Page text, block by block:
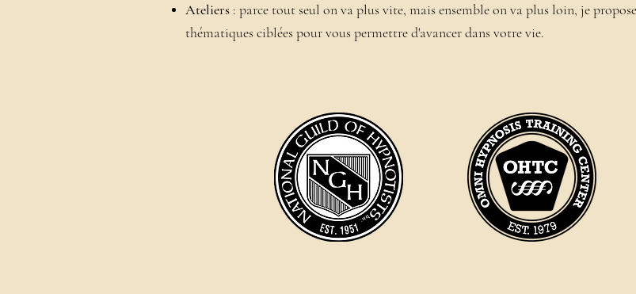
Ateliers : parce tout seul on va plus vite, mais ensemble on va plus loin, je
thématiques ciblées pour vous permettre d'avancer dans votre vie.